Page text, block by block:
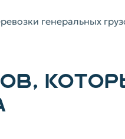
генеральных